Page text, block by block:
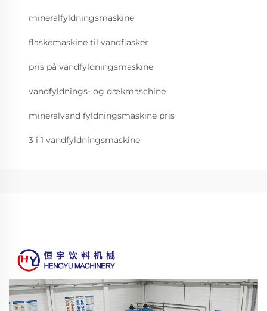
mineralfyldningsmaskine
flaskemaskine til vandflasker
pris på vandfyldningsmaskine
vandfyldnings- og dækmaschine
mineralvand fyldningsmaskine pris
3 i 1 vandfyldningsmaskine